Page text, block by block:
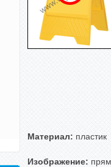
Материал: пластик
Изображение: